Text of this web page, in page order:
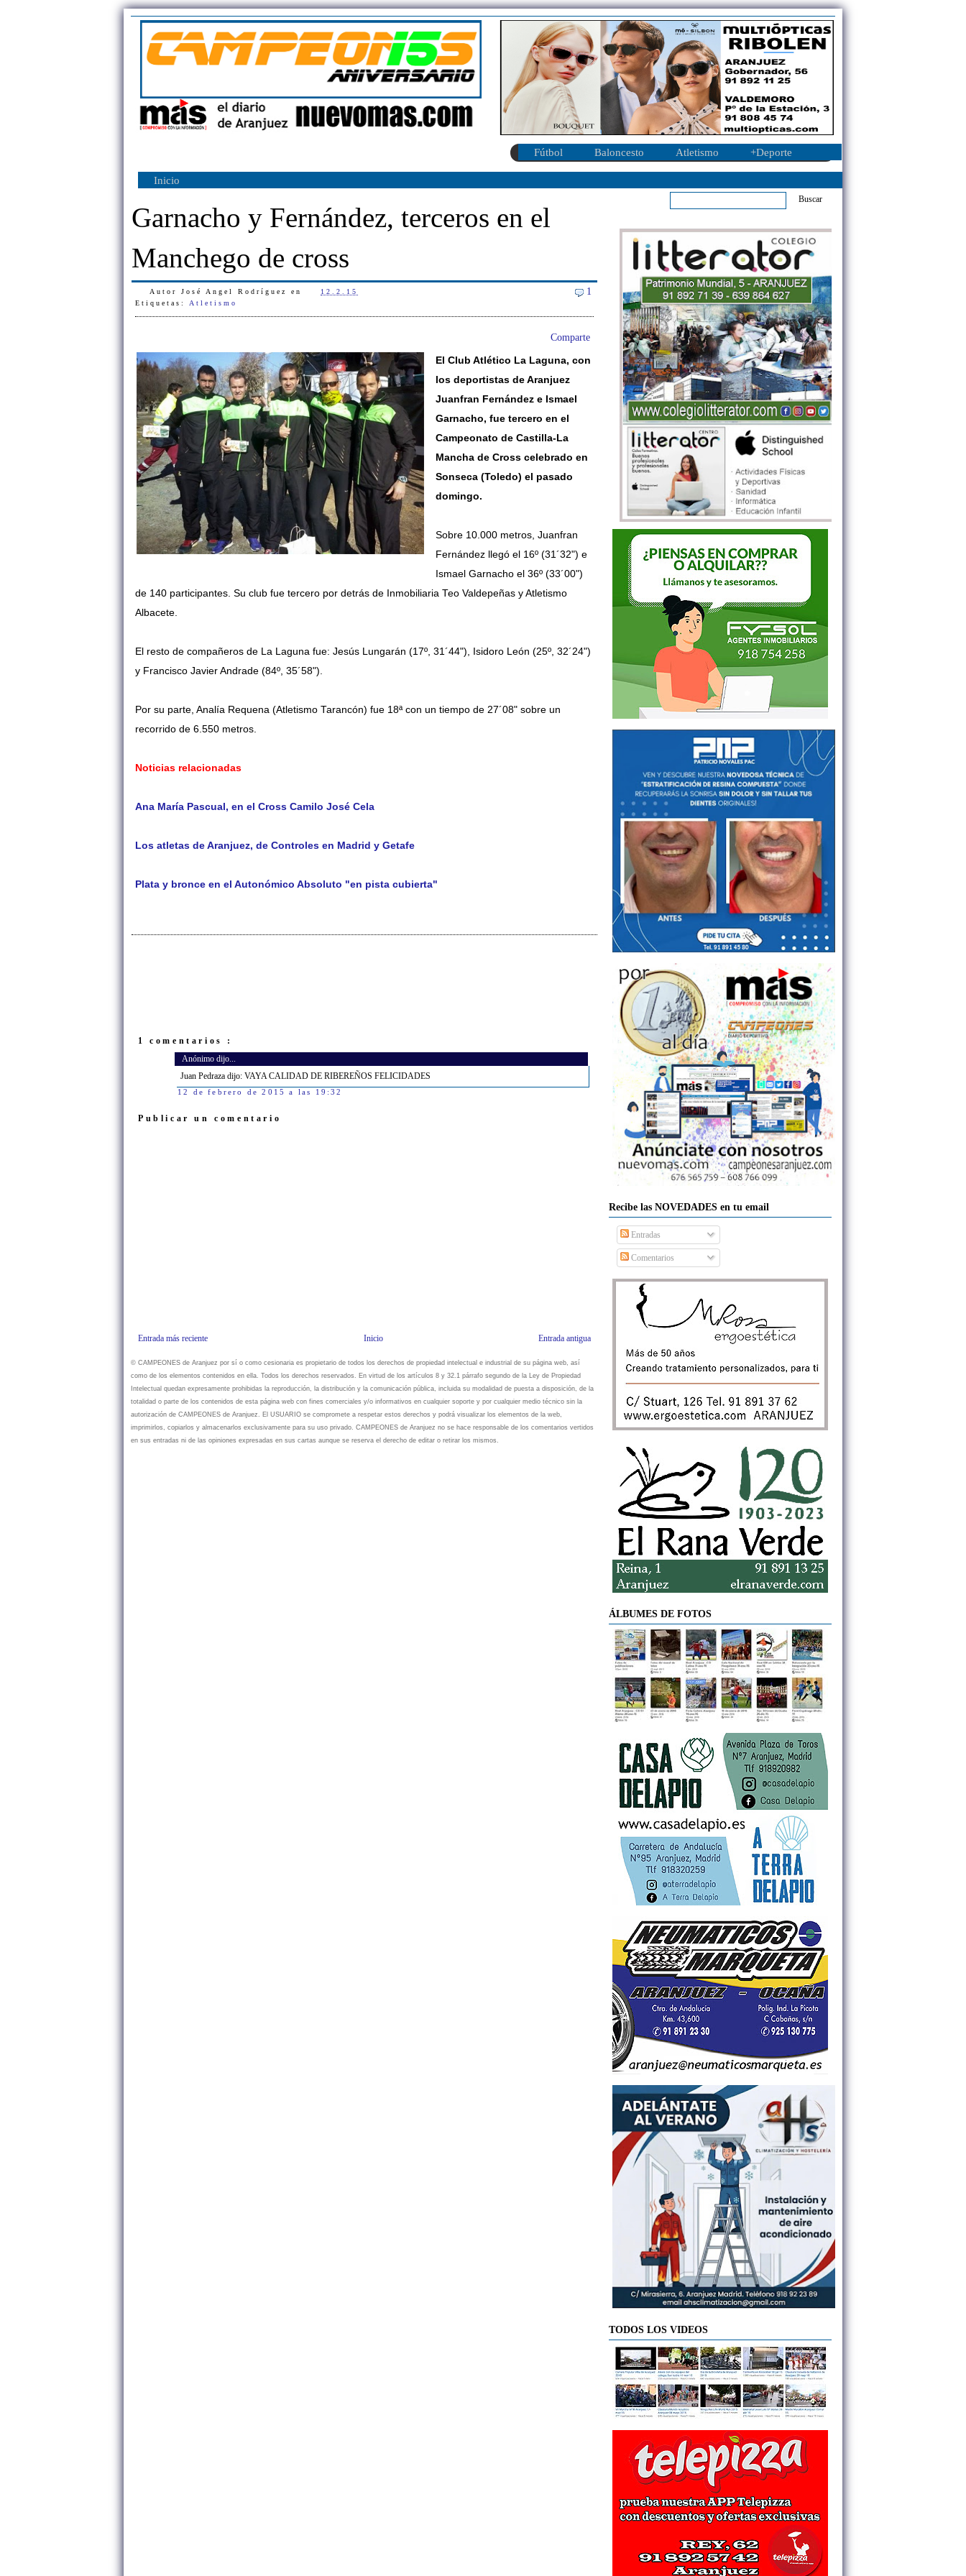
Fútbol Baloncesto Atletismo +Deporte
Inicio
Garnacho y Fernández, terceros en el
Manchego de cross
Autor José Angel Rodríguez en 12.2.15 1
Etiquetas: Atletismo
Comparte
El Club Atlético La Laguna, con
los deportistas de Aranjuez
Juanfran Fernández e Ismael
Garnacho, fue tercero en el
Campeonato de Castilla-La
Mancha de Cross celebrado en
Sonseca (Toledo) el pasado
domingo.
Sobre 10.000 metros, Juanfran
Fernández llegó el 16º (31´32") e
Ismael Garnacho el 36º (33´00")
de 140 participantes. Su club fue tercero por detrás de Inmobiliaria Teo Valdepeñas y Atletismo
Albacete.
El resto de compañeros de La Laguna fue: Jesús Lungarán (17º, 31´44"), Isidoro León (25º, 32´24")
y Francisco Javier Andrade (84º, 35´58").
Por su parte, Analía Requena (Atletismo Tarancón) fue 18ª con un tiempo de 27´08" sobre un
recorrido de 6.550 metros.
Noticias relacionadas
Ana María Pascual, en el Cross Camilo José Cela
Los atletas de Aranjuez, de Controles en Madrid y Getafe
Plata y bronce en el Autonómico Absoluto "en pista cubierta"
1 comentarios :
Anónimo dijo...
Juan Pedraza dijo: VAYA CALIDAD DE RIBEREÑOS FELICIDADES
12 de febrero de 2015 a las 19:32
Publicar un comentario
Entrada más reciente Entrada antigua
Inicio
© CAMPEONES de Aranjuez por sí o como cesionaria es propietario de todos los derechos de propiedad intelectual e industrial de su página web, así
como de los elementos contenidos en ella. Todos los derechos reservados. En virtud de los artículos 8 y 32.1 párrafo segundo de la Ley de Propiedad
Intelectual quedan expresamente prohibidas la reproducción, la distribución y la comunicación pública, incluida su modalidad de puesta a disposición, de la
totalidad o parte de los contenidos de esta página web con fines comerciales y/o informativos en cualquier soporte y por cualquier medio técnico sin la
autorización de CAMPEONES de Aranjuez. El USUARIO se compromete a respetar estos derechos y podrá visualizar los elementos de la web,
imprimirlos, copiarlos y almacenarlos exclusivamente para su uso privado. CAMPEONES de Aranjuez no se hace responsable de los comentarios vertidos
en sus entradas ni de las opiniones expresadas en sus cartas aunque se reserva el derecho de editar o retirar los mismos.
Recibe las NOVEDADES en tu email
Entradas
Comentarios
ÁLBUMES DE FOTOS
TODOS LOS VIDEOS